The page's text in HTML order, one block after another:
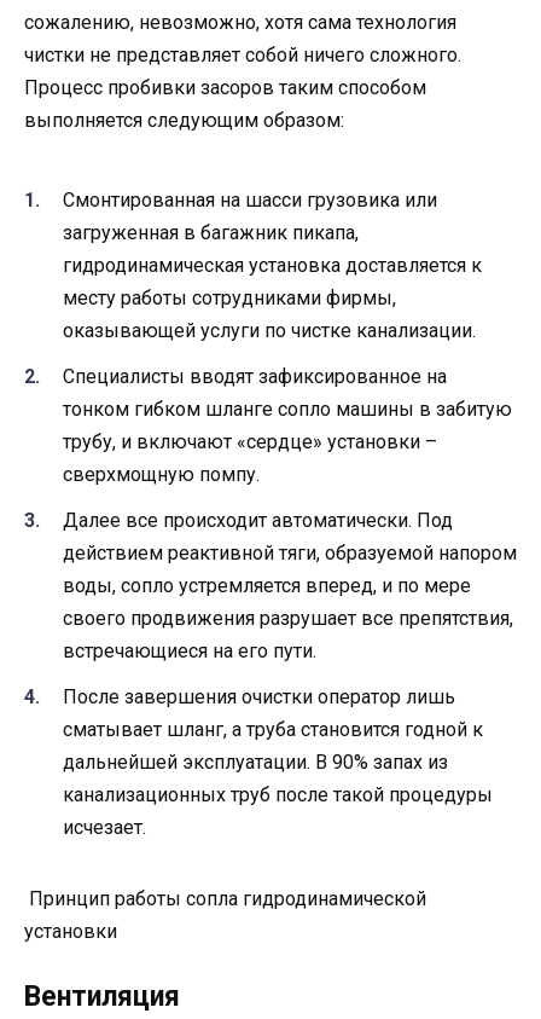
сожалению, невозможно, хотя сама технология
чистки не представляет собой ничего сложного.
Процесс пробивки засоров таким способом
выполняется следующим образом:
Смонтированная на шасси грузовика или
загруженная в багажник пикапа,
гидродинамическая установка доставляется к
месту работы сотрудниками фирмы,
оказывающей услуги по чистке канализации.
Специалисты вводят зафиксированное на
тонком гибком шланге сопло машины в забитую
трубу, и включают «сердце» установки –
сверхмощную помпу.
Далее все происходит автоматически. Под
действием реактивной тяги, образуемой напором
воды, сопло устремляется вперед, и по мере
своего продвижения разрушает все препятствия,
встречающиеся на его пути.
После завершения очистки оператор лишь
сматывает шланг, а труба становится годной к
дальнейшей эксплуатации. В 90% запах из
канализационных труб после такой процедуры
исчезает.
Принцип работы сопла гидродинамической
установки
Вентиляция